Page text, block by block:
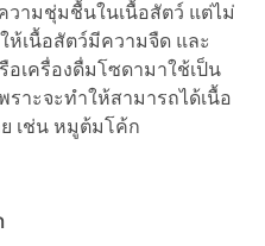
วามชุ่มชื้นในเนื้อสัตว์ แต่ไม่
ห้เนื้อสัตว์มีความจืด และ
เครื่องดื่มโซดามาใช้เป็น
ราะจะทำให้สามารถได้เนื้อ
เช่น หมูต้มโค้ก